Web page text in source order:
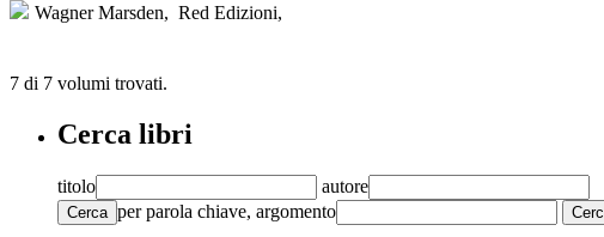
Wagner Marsden, Red Edizioni,
7 di 7 volumi trovati.
Cerca libri
titolo autore
Cerca per parola chiave, argomento